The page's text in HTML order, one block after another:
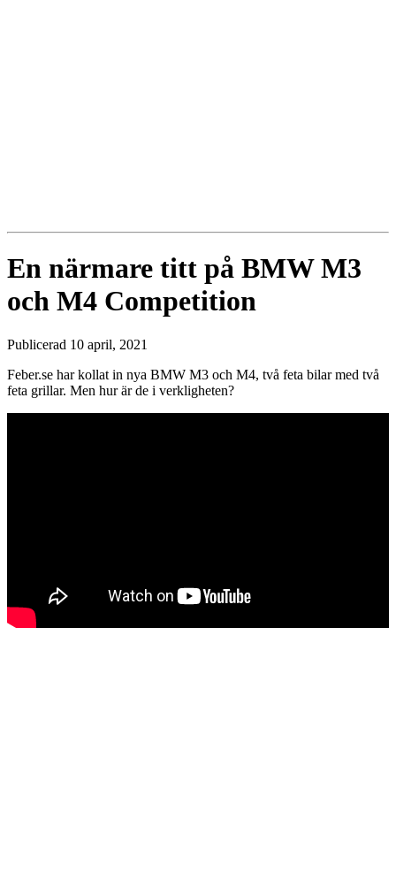
En närmare titt på BMW M3
och M4 Competition
Publicerad 10 april, 2021
Feber.se har kollat in nya BMW M3 och M4, två feta bilar med två
feta grillar. Men hur är de i verkligheten?